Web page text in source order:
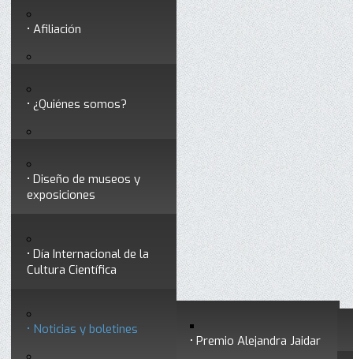
Afiliación
Testimonios
Socios vigentes
Somedicyt
¿Quiénes somos?
Consejo Directivo
profesionales
Premios a divulgadores Premio Alejandra Jaidar
Servicios
Diseño de museos y
exposiciones
formar divulgadores
Día Internacional de la
Cultura Científica
Noticias y boletines